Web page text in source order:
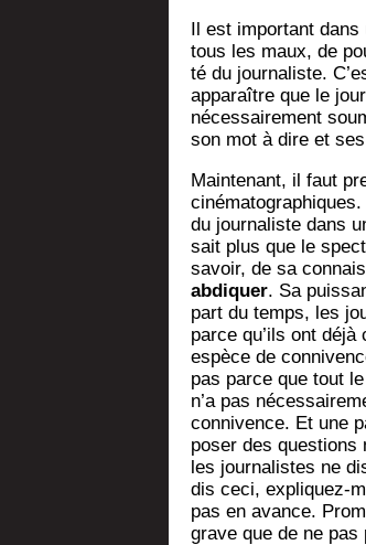
Il est impor­tant
tous les maux, de
té du jour­na­liste.
appa­raître que le
néces­sai­re­ment
son mot à dire et
Main­te­nant, il faut
du jour­na­liste dans
sait plus que le
savoir, de sa
abdi­quer. Sa
part du temps, les
parce qu’ils ont
espèce de
pas parce que tout
n’a pas
conni­vence. Et une
poser des
les jour­na­listes ne
dis ceci, expli­quez-
pas en avance.
grave que de ne